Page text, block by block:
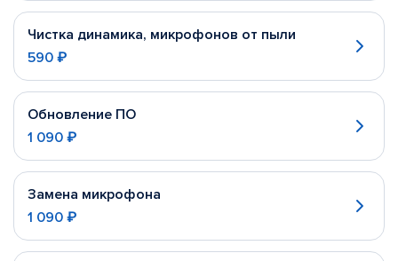
Чистка динамика, микрофонов от пыли
590 ₽
Обновление ПО
1 090 ₽
Замена микрофона
1 090 ₽